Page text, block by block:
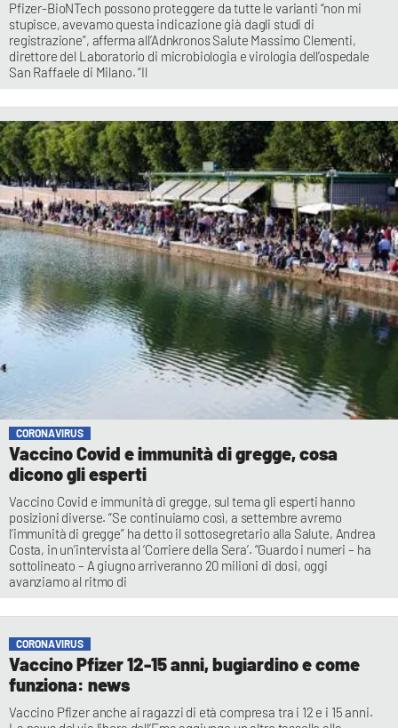
Pfizer-BioNTech possono proteggere da tutte le varianti “non mi
stupisce, avevamo questa indicazione già dagli studi di
registrazione”, afferma all’Adnkronos Salute Massimo Clementi,
direttore del Laboratorio di microbiologia e virologia dell’ospedale
San Raffaele di Milano. “Il
CORONAVIRUS
Vaccino Covid e immunità di gregge, cosa
dicono gli esperti
Vaccino Covid e immunità di gregge, sul tema gli esperti hanno
posizioni diverse. “Se continuiamo così, a settembre avremo
l’immunità di gregge” ha detto il sottosegretario alla Salute, Andrea
Costa, in un’intervista al ‘Corriere della Sera’. “Guardo i numeri – ha
sottolineato – A giugno arriveranno 20 milioni di dosi, oggi
avanziamo al ritmo di
CORONAVIRUS
Vaccino Pfizer 12-15 anni, bugiardino e come
funziona: news
Vaccino Pfizer anche ai ragazzi di età compresa tra i 12 e i 15 anni.